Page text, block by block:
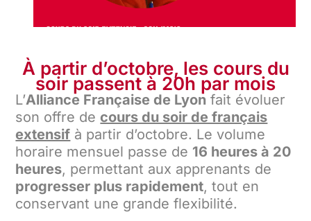
À partir d’octobre, les cours du
soir passent à 20h par mois
L’Alliance Française de Lyon fait évoluer
son offre de cours du soir de français
extensif à partir d’octobre. Le volume
horaire mensuel passe de 16 heures à 20
heures, permettant aux apprenants de
progresser plus rapidement, tout en
conservant une grande flexibilité.